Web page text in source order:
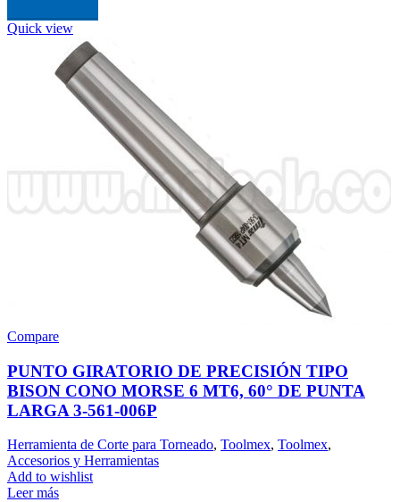
Quick view
Compare
PUNTO GIRATORIO DE PRECISIÓN TIPO
BISON CONO MORSE 6 MT6, 60° DE PUNTA
LARGA 3-561-006P
Herramienta de Corte para Torneado, Toolmex, Toolmex,
Accesorios y Herramientas
Add to wishlist
Leer más